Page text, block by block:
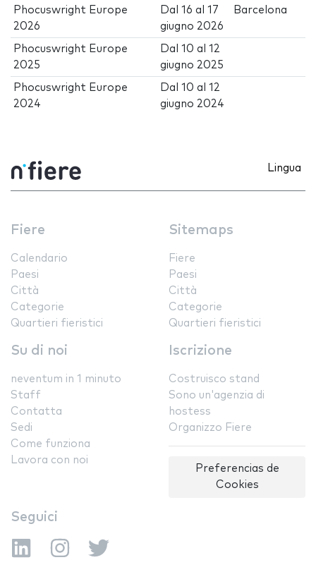
Phocuswright Europe
2026
Dal16 al17
giugno 2026
Barcelona
Phocuswright Europe
2025
Dal10 al12
giugno 2025
Phocuswright Europe
2024
Dal10 al12
giugno 2024
Lingua
Fiere
Calendario
Paesi
Città
Categorie
Quartieri fieristici
Sitemaps
Fiere
Paesi
Città
Categorie
Quartieri fieristici
Su di noi
neventum in 1 minuto
Staff
Contatta
Sedi
Come funziona
Lavora con noi
Iscrizione
Costruisco stand
Sono un'agenzia di
hostess
Organizzo Fiere
Preferencias de
Cookies
Seguici